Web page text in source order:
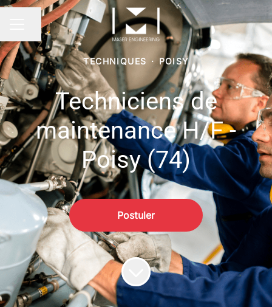
Menu carrière
Partager la page
TECHNIQUES · POISY
Techniciens de
maintenance H/F -
Poisy (74)
Postuler